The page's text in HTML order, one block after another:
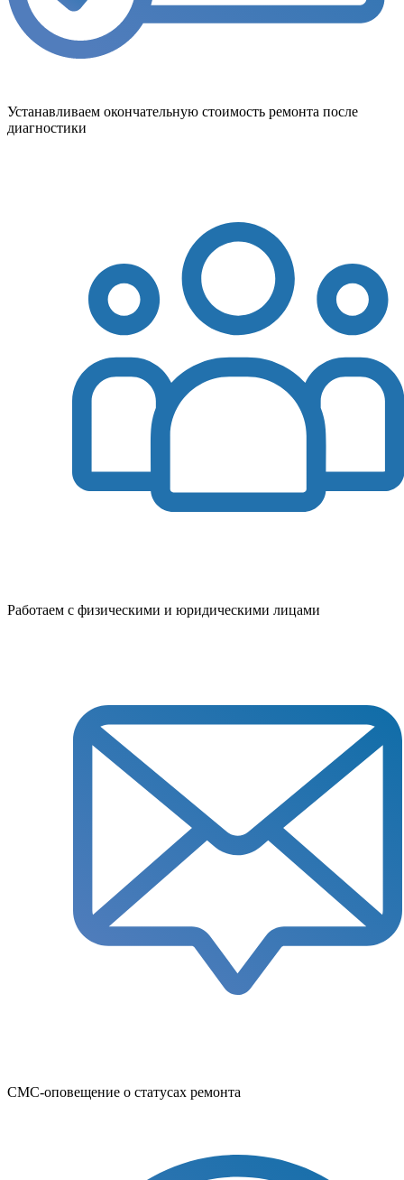
Устанавливаем окончательную стоимость ремонта после
диагностики
Работаем с физическими и юридическими лицами
СМС-оповещение о статусах ремонта